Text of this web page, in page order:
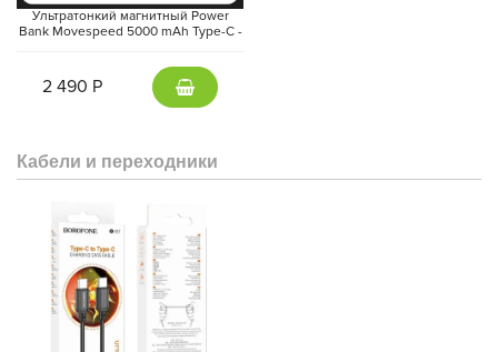
Ультратонкий магнитный Power
Bank Movespeed 5000 mAh Type-C -
2 490 Р
Кабели и переходники